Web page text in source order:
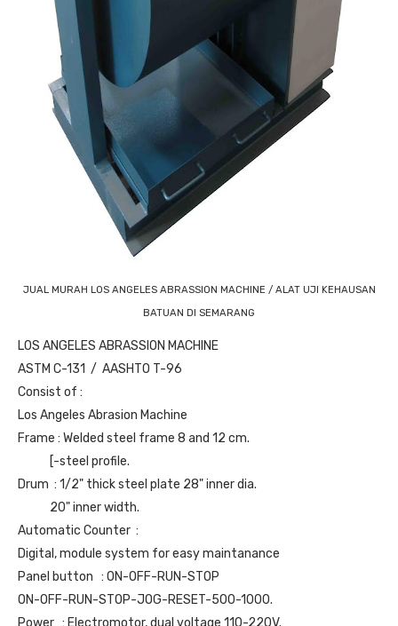
JUAL MURAH LOS ANGELES ABRASSION MACHINE / ALAT UJI KEHAUSAN
BATUAN DI SEMARANG
LOS ANGELES ABRASSION MACHINE
ASTM C-131 / AASHTO T-96
Consist of :
Los Angeles Abrasion Machine
Frame : Welded steel frame 8 and 12 cm.
[-steel profile.
Drum : 1/2" thick steel plate 28" inner dia.
20" inner width.
Automatic Counter :
Digital, module system for easy maintanance
Panel button : ON-OFF-RUN-STOP
ON-OFF-RUN-STOP-JOG-RESET-500-1000.
Power : Electromotor, dual voltage 110-220V.